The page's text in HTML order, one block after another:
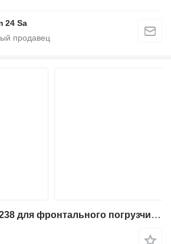
24 Sa
Гидронасос 193-9238 для фронтального погрузчика Caterpillar 962G